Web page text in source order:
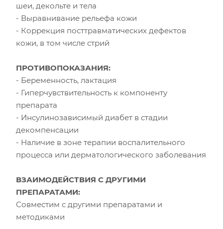
шеи, декольте и тела
- Выравнивание рельефа кожи
- Коррекция посттравматических дефектов
кожи, в том числе стрий
ПРОТИВОПОКАЗАНИЯ:
- Беременность, лактация
- Гиперчувствительность к компоненту
препарата
- Инсулинозависимый диабет в стадии
декомпенсации
- Наличие в зоне терапии воспалительного
процесса или дерматологического заболевания
ВЗАИМОДЕЙСТВИЯ С ДРУГИМИ
ПРЕПАРАТАМИ:
Совместим с другими препаратами и
методиками